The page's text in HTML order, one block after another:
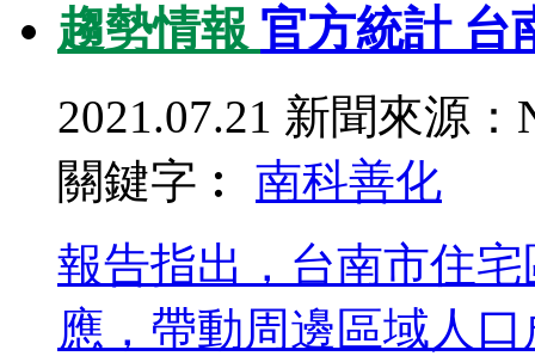
趨勢情報 官方統計 台
2021.07.21 新聞來源：
關鍵字︰ 南科善化
報告指出，台南市住
應，帶動周邊區域人